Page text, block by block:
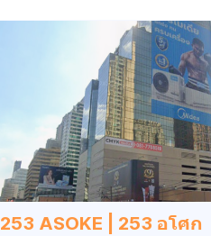
253 ASOKE | 253 อโศก